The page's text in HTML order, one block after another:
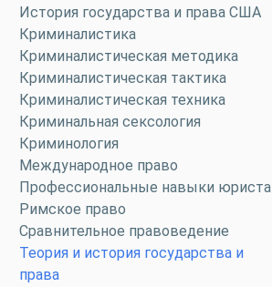
История государства и права США
Криминалистика
Криминалистическая методика
Криминалистическая тактика
Криминалистическая техника
Криминальная сексология
Криминология
Международное право
Профессиональные навыки юриста
Римское право
Сравнительное правоведение
Теория и история государства и
права